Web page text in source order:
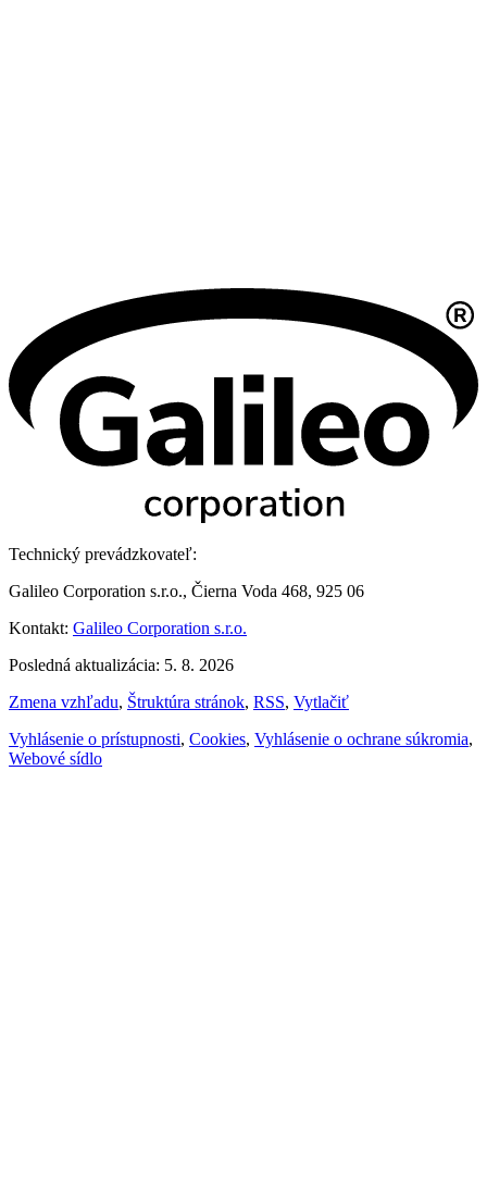
Technický prevádzkovateľ:
Galileo Corporation s.r.o., Čierna Voda 468, 925 06
Kontakt: Galileo Corporation s.r.o.
Posledná aktualizácia: 5. 8. 2026
Zmena vzhľadu, Štruktúra stránok, RSS, Vytlačiť
Vyhlásenie o prístupnosti, Cookies, Vyhlásenie o ochrane súkromia,
Webové sídlo